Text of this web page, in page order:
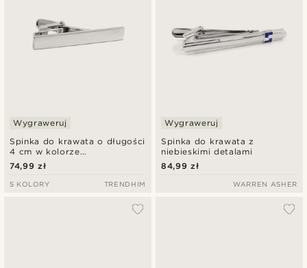
Spinka do krawata o długości
4 cm w kolorze
polerowanego srebra
Wygraweruj
74,99 zł
5 KOLORY TRENDHIM
Spinka do krawata z
niebieskimi detalami
Wygraweruj
84,99 zł
WARREN ASHER